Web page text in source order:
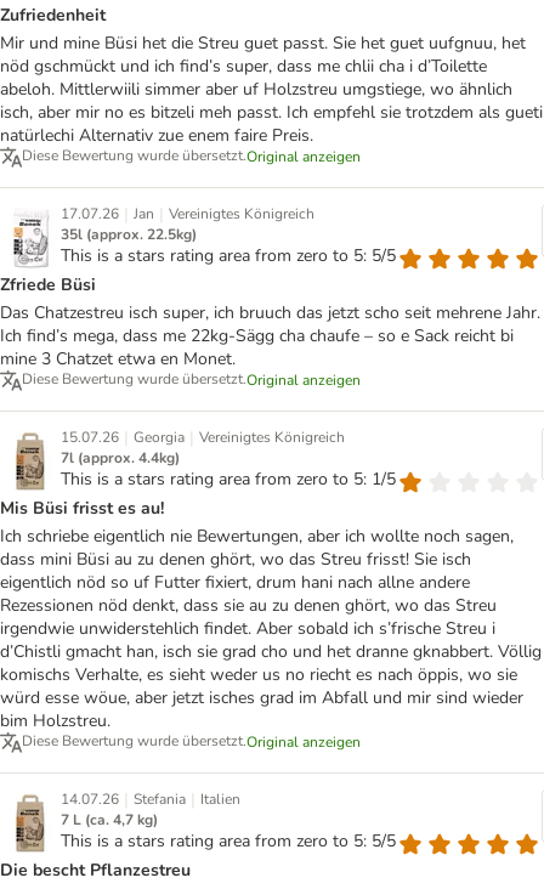
Zufriedenheit
Mir und mine Büsi het die Streu guet passt. Sie het guet uufgnuu, het
nöd gschmückt und ich find’s super, dass me chlii cha i d’Toilette
abeloh. Mittlerwiili simmer aber uf Holzstreu umgstiege, wo ähnlich
isch, aber mir no es bitzeli meh passt. Ich empfehl sie trotzdem als gueti
natürlechi Alternativ zue enem faire Preis.
Diese Bewertung wurde übersetzt.Original anzeigen
17.07.26 | Jan | Vereinigtes Königreich
35l (approx. 22.5kg)
This is a stars rating area from zero to 5: 5/5
Zfriede Büsi
Das Chatzestreu isch super, ich bruuch das jetzt scho seit mehrene Jahr.
Ich find’s mega, dass me 22kg-Sägg cha chaufe – so e Sack reicht bi
mine 3 Chatzet etwa en Monet.
Diese Bewertung wurde übersetzt.Original anzeigen
15.07.26 | Georgia | Vereinigtes Königreich
7l (approx. 4.4kg)
This is a stars rating area from zero to 5: 1/5
Mis Büsi frisst es au!
Ich schriebe eigentlich nie Bewertungen, aber ich wollte noch sagen,
dass mini Büsi au zu denen ghört, wo das Streu frisst! Sie isch
eigentlich nöd so uf Futter fixiert, drum hani nach allne andere
Rezessionen nöd denkt, dass sie au zu denen ghört, wo das Streu
irgendwie unwiderstehlich findet. Aber sobald ich s’frische Streu i
d’Chistli gmacht han, isch sie grad cho und het dranne gknabbert. Völlig
komischs Verhalte, es sieht weder us no riecht es nach öppis, wo sie
würd esse wöue, aber jetzt isches grad im Abfall und mir sind wieder
bim Holzstreu.
Diese Bewertung wurde übersetzt.Original anzeigen
14.07.26 | Stefania | Italien
7 L (ca. 4,7 kg)
This is a stars rating area from zero to 5: 5/5
Die bescht Pflanzestreu